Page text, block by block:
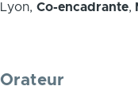
Lyon, Co-encadrante,
Orateur